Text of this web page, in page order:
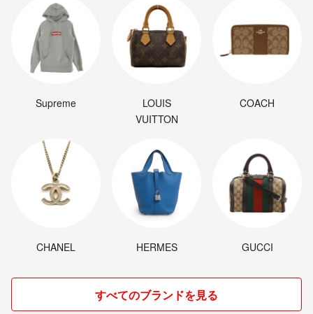
Supreme
LOUIS
VUITTON
COACH
CHANEL HERMES GUCCI
すべてのブランドを見る